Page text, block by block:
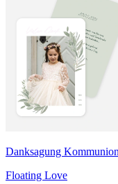
Danksagung Kommunion
Floating Love